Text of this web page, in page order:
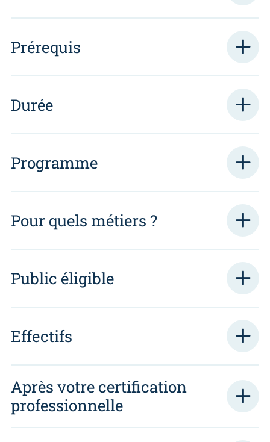
Prérequis
Durée
Programme
Pour quels métiers ?
Public éligible
Effectifs
Après votre certification
professionnelle